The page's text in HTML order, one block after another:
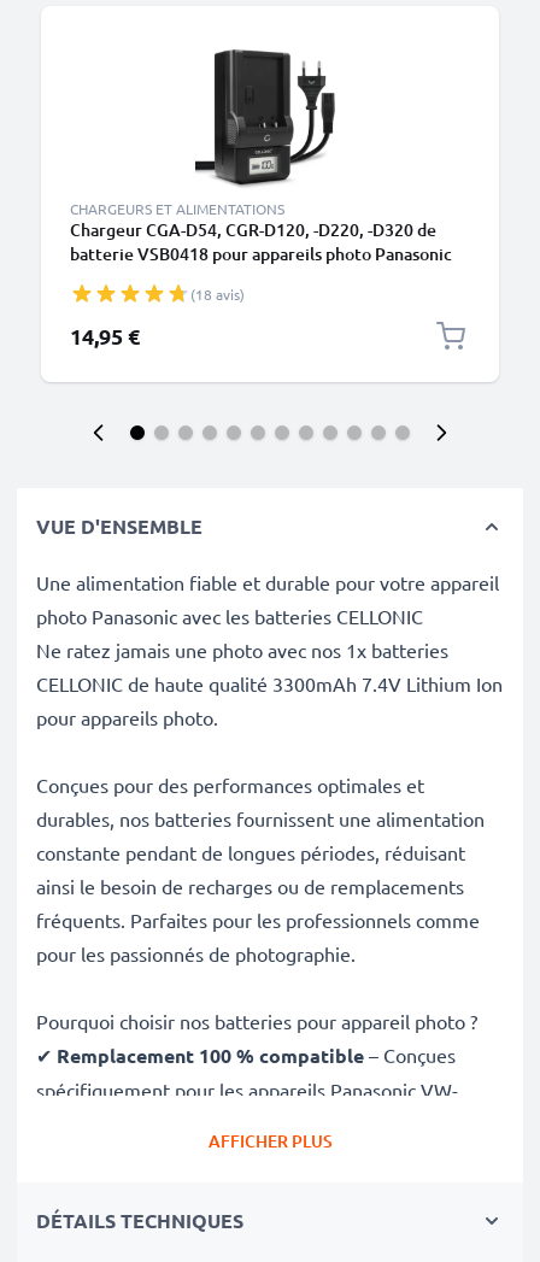
CHARGEURS ET ALIMENTATIONS
Chargeur CGA-D54, CGR-D120, -D220, -D320 de
batterie VSB0418 pour appareils photo Panasonic
GS1, NV-MX500 de CELLONIC
(18 avis)
14,95 €
VUE D'ENSEMBLE
Une alimentation fiable et durable pour votre appareil
photo Panasonic avec les batteries CELLONIC
Ne ratez jamais une photo avec nos 1x batteries
CELLONIC de haute qualité 3300mAh 7.4V Lithium Ion
pour appareils photo.
Conçues pour des performances optimales et
durables, nos batteries fournissent une alimentation
constante pendant de longues périodes, réduisant
ainsi le besoin de recharges ou de remplacements
fréquents. Parfaites pour les professionnels comme
pour les passionnés de photographie.
Pourquoi choisir nos batteries pour appareil photo ?
✔ Remplacement 100 % compatible – Conçues
spécifiquement pour les appareils Panasonic VW-
3300mAh 7.4V pour de longues séances photo avec
AFFICHER PLUS
DÉTAILS TECHNIQUES